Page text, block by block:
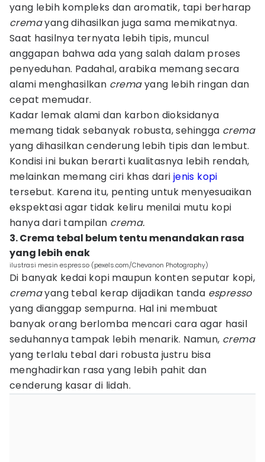
yang lebih kompleks dan aromatik, tapi berharap
cremayang dihasilkan juga sama memikatnya.
Saat hasilnya ternyata lebih tipis, muncul
anggapan bahwa ada yang salah dalam proses
penyeduhan. Padahal, arabika memang secara
alami menghasilkan cremayang lebih ringan dan
cepat memudar.
Kadar lemak alami dan karbon dioksidanya
memang tidak sebanyak robusta, sehingga crema
yang dihasilkan cenderung lebih tipis dan lembut.
Kondisi ini bukan berarti kualitasnya lebih rendah,
melainkan memang ciri khas dari jenis kopi
tersebut. Karena itu, penting untuk menyesuaikan
ekspektasi agar tidak keliru menilai mutu kopi
hanya dari tampilan crema.
3. Crema tebal belum tentu menandakan rasa
yang lebih enak
ilustrasi mesin espresso (pexels.com/Chevanon Photography)
Di banyak kedai kopi maupun konten seputar kopi,
cremayang tebal kerap dijadikan tanda espresso
yang dianggap sempurna. Hal ini membuat
banyak orang berlomba mencari cara agar hasil
seduhannya tampak lebih menarik. Namun, crema
yang terlalu tebal dari robusta justru bisa
menghadirkan rasa yang lebih pahit dan
cenderung kasar di lidah.